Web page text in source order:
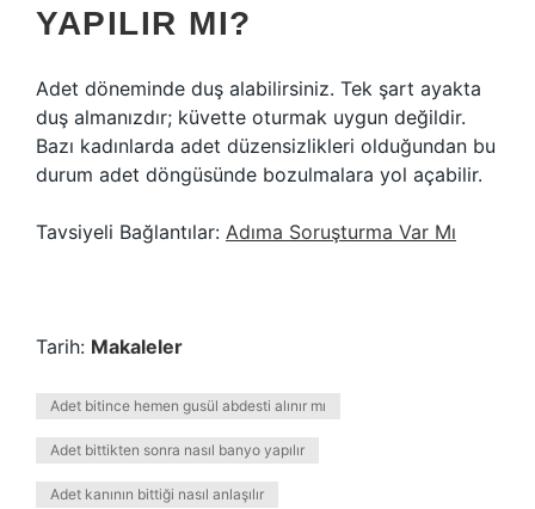
YAPILIR MI?
Adet döneminde duş alabilirsiniz. Tek şart ayakta
duş almanızdır; küvette oturmak uygun değildir.
Bazı kadınlarda adet düzensizlikleri olduğundan bu
durum adet döngüsünde bozulmalara yol açabilir.
Tavsiyeli Bağlantılar: Adıma Soruşturma Var Mı
Tarih: Makaleler
Adet bitince hemen gusül abdesti alınır mı
Adet bittikten sonra nasıl banyo yapılır
Adet kanının bittiği nasıl anlaşılır